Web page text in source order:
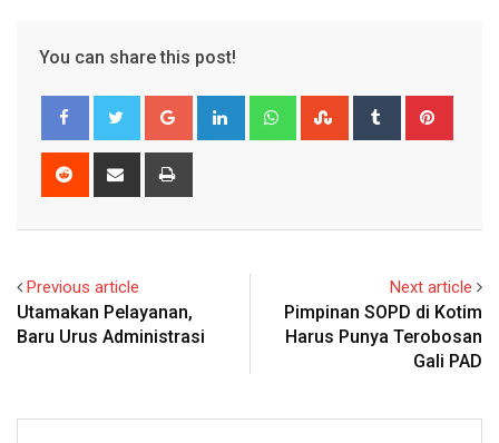
You can share this post!
Google+ LinkedIn WhatsappStumbleUpon
Tumblr
Reddit
Share
Previous article
Utamakan Pelayanan,
Baru Urus Administrasi
Next article
Pimpinan SOPD di Kotim
Harus Punya Terobosan
Gali PAD